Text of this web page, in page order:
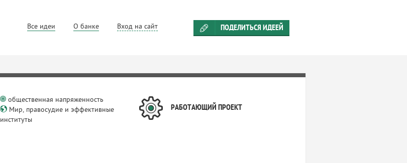
Все идеи О банке Вход на сайт ПОДЕЛИТЬСЯ ИДЕЕЙ
общественная напряженность
Мир, правосудие и эффективные
институты
РАБОТАЮЩИЙ ПРОЕКТ